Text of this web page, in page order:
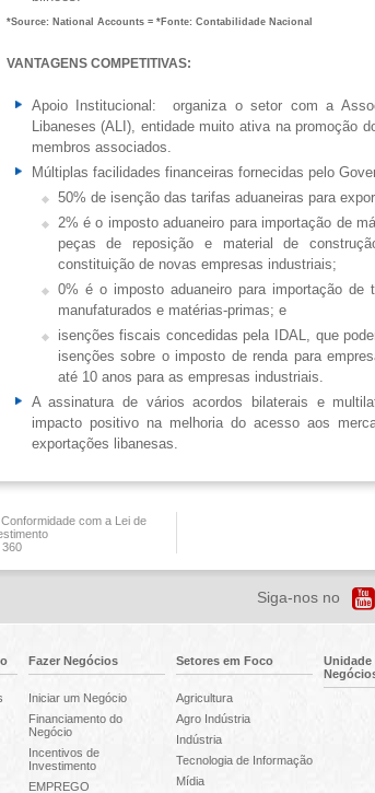
*Source: National Accounts = *Fonte: Contabilidade Nacional
VANTAGENS COMPETITIVAS:
Apoio Institucional: organiza o setor com a
Libaneses (ALI), entidade muito ativa na promoção
membros associados.
Múltiplas facilidades financeiras fornecidas pelo
50% de isenção das tarifas aduaneiras para
2% é o imposto aduaneiro para importação de
peças de reposição e material de
constituição de novas empresas industriais;
0% é o imposto aduaneiro para importação de
manufaturados e matérias-primas; e
isenções fiscais concedidas pela IDAL, que
isenções sobre o imposto de renda para
até 10 anos para as empresas industriais.
A assinatura de vários acordos bilaterais e
impacto positivo na melhoria do acesso aos
exportações libanesas.
Conformidade com a Lei de
360
Siga-nos no
Fazer Negócios
Iniciar um Negócio
Financiamento do
Negócio
Incentivos de
Investimento
EMPREGO
Setores em Foco
Agricultura
Agro Indústria
Indústria
Tecnologia de Informação
Mídia
Unidade